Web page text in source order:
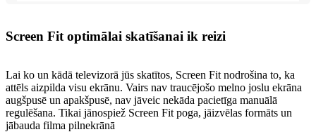
Screen Fit optimālai skatīšanai ik reizi
Lai ko un kādā televizorā jūs skatītos, Screen Fit nodrošina to, ka
attēls aizpilda visu ekrānu. Vairs nav traucējošo melno joslu ekrāna
augšpusē un apakšpusē, nav jāveic nekāda pacietīga manuālā
regulēšana. Tikai jānospiež Screen Fit poga, jāizvēlas formāts un
jābauda filma pilnekrānā